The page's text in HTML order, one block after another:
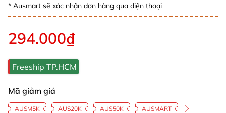
* Ausmart sẽ xác nhận đơn hàng qua điện thoại
294.000₫
Freeship TP.HCM
Mã giảm giá
AUSM5K AUS20K AUS50K AUSMART